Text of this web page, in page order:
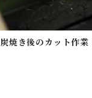
炭焼き後のカット作業